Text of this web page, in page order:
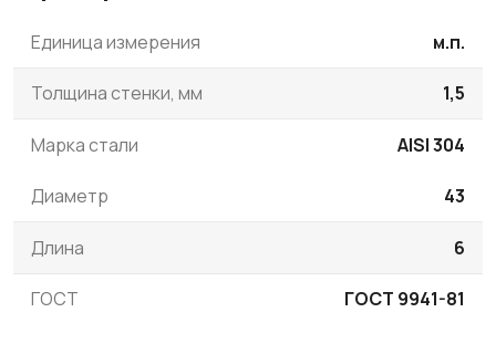
Единица измерения м.п.
Толщина стенки, мм 1,5
Марка стали AISI 304
Диаметр 43
Длина 6
ГОСТ ГОСТ 9941-81